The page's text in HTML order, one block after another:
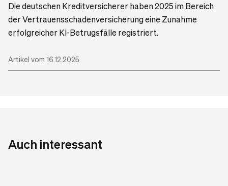
Die deutschen Kreditversicherer haben 2025 im Bereich
der Vertrauensschadenversicherung eine Zunahme
erfolgreicher KI-Betrugsfälle registriert.
Artikel vom 16.12.2025
Auch interessant